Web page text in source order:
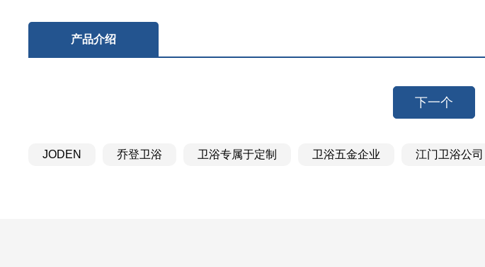
产品介绍
下一个
JODEN 乔登卫浴 卫浴专属于定制 卫浴五金企业 江门卫浴公司